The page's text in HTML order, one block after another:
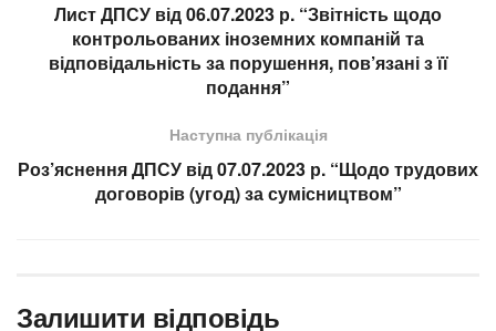
Лист ДПСУ від 06.07.2023 р. “Звітність щодо
контрольованих іноземних компаній та
відповідальність за порушення, пов’язані з її
подання”
Наступна публікація
Роз’яснення ДПСУ від 07.07.2023 р. “Щодо трудових
договорів (угод) за сумісництвом”
Залишити відповідь